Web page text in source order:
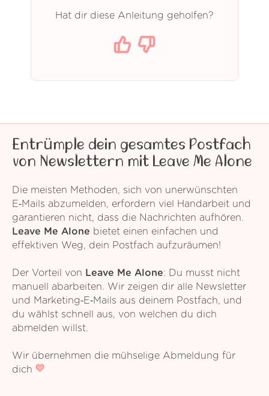
Hat dir diese Anleitung geholfen?
Entrümple dein gesamtes Postfach
von Newslettern mit Leave Me Alone
Die meisten Methoden, sich von unerwünschten
E‑Mails abzumelden, erfordern viel Handarbeit und
garantieren nicht, dass die Nachrichten aufhören.
Leave Me Alone bietet einen einfachen und
effektiven Weg, dein Postfach aufzuräumen!
Der Vorteil von Leave Me Alone: Du musst nicht
manuell abarbeiten. Wir zeigen dir alle Newsletter
und Marketing‑E‑Mails aus deinem Postfach, und
du wählst schnell aus, von welchen du dich
abmelden willst.
Wir übernehmen die mühselige Abmeldung für
dich